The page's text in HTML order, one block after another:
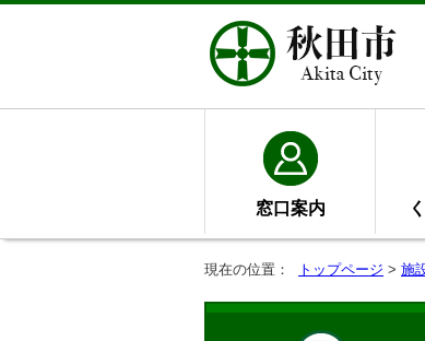
窓口案内
現在の位置： トップページ > 施